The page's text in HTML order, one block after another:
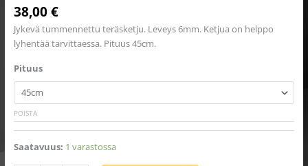
38,00€
Jykevä tummennettu teräsketju. Leveys 6mm. Ketjua on helppo
lyhentää tarvittaessa. Pituus 45cm.
Pituus
POISTA
Saatavuus: 1 varastossa